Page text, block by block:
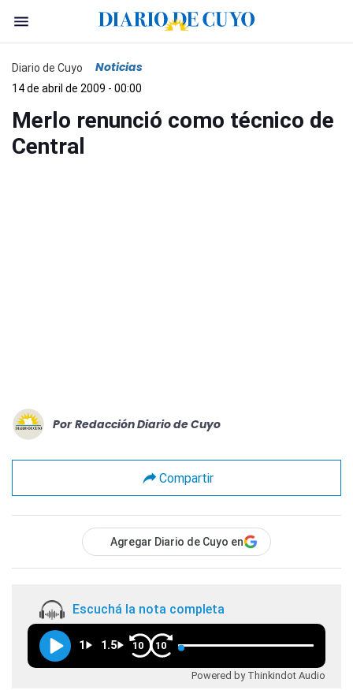
Diario de Cuyo Noticias
14 de abril de 2009 - 00:00
Merlo renunció como técnico de
Central
Por Redacción Diario de Cuyo
Compartir
Agregar Diario de Cuyo en
Escuchá la nota completa
1 1.5 10 10
Powered by Thinkindot Audio